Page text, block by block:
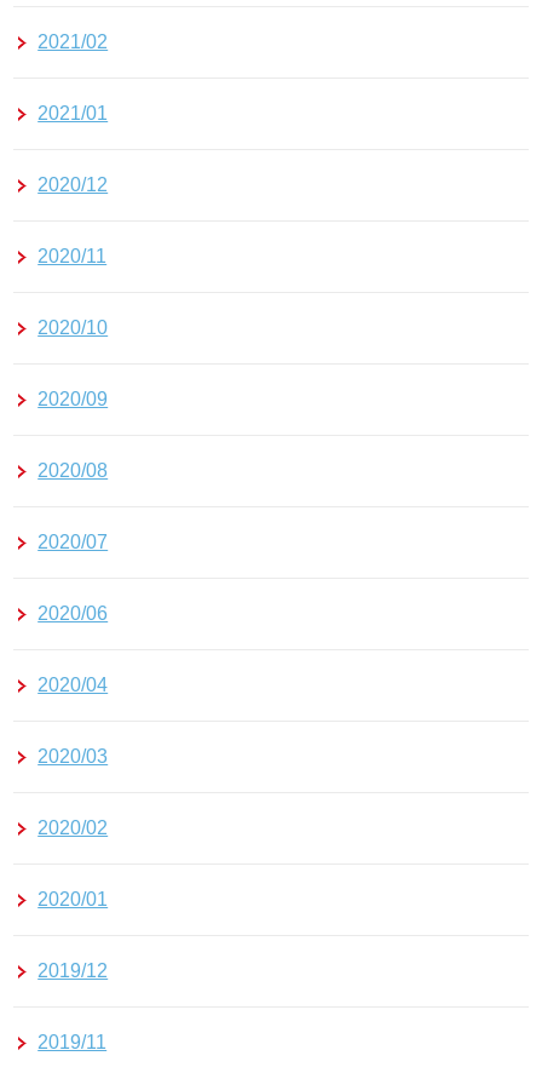
2021/02
2021/01
2020/12
2020/11
2020/10
2020/09
2020/08
2020/07
2020/06
2020/04
2020/03
2020/02
2020/01
2019/12
2019/11